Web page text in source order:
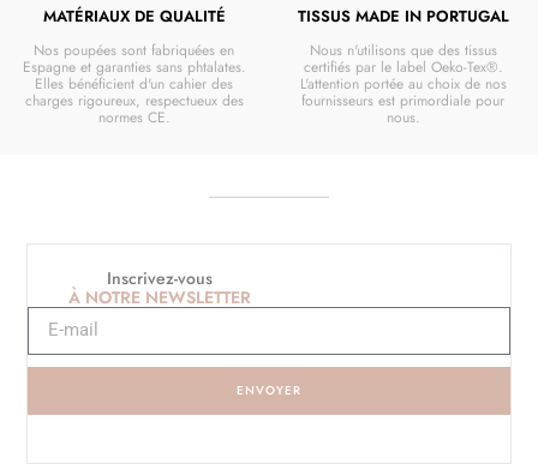
MATÉRIAUX DE QUALITÉ
Nos poupées sont fabriquées en
Espagne et garanties sans phtalates.
Elles bénéficient d'un cahier des
charges rigoureux, respectueux des
normes CE.
TISSUS MADE IN PORTUGAL
Nous n'utilisons que des tissus
certifiés par le label Oeko-Tex®.
L'attention portée au choix de nos
fournisseurs est primordiale pour
nous.
Inscrivez-vous
À NOTRE NEWSLETTER
ENVOYER